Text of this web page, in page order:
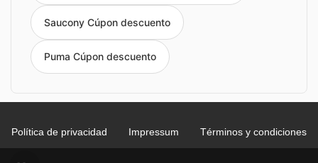
Saucony Cúpon descuento
Puma Cúpon descuento
Política de privacidad Impressum Términos y condiciones